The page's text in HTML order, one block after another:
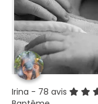
Irina - 78 avis